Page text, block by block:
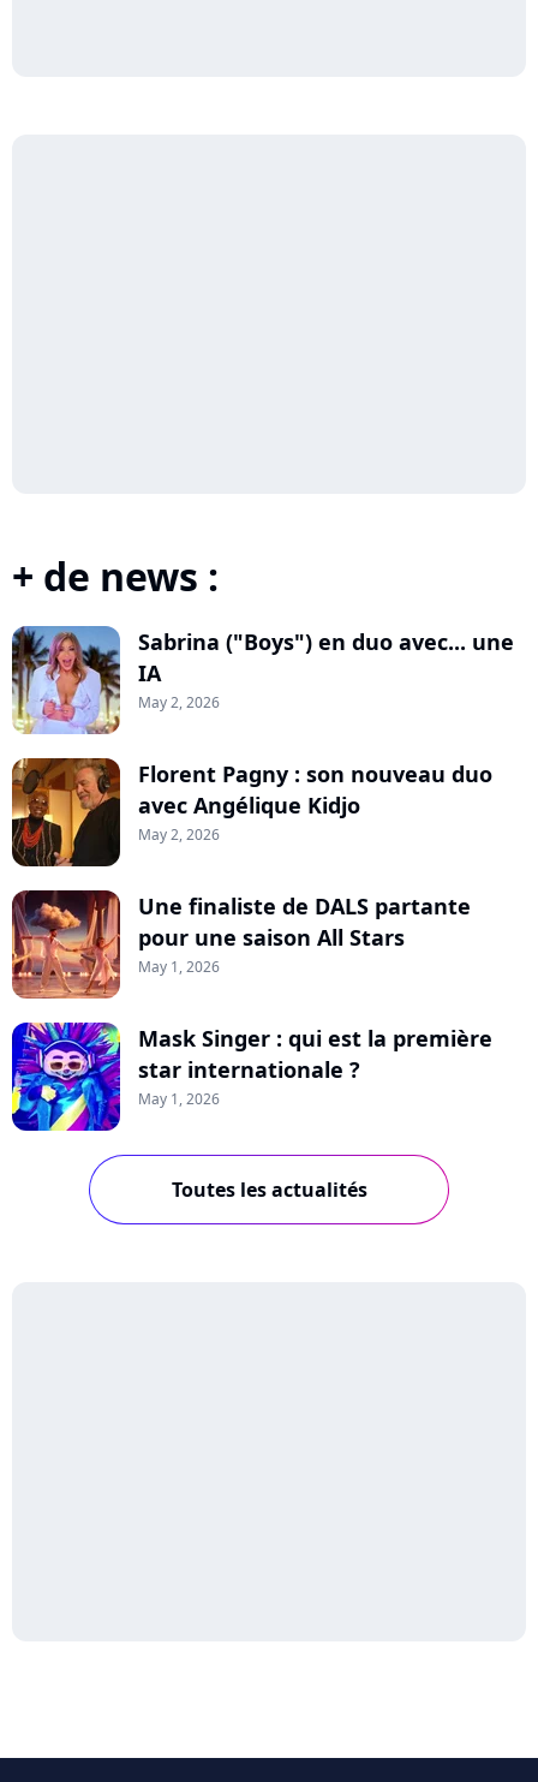
+ de news :
Sabrina ("Boys") en duo avec... une
IA
May 2, 2026
Florent Pagny : son nouveau duo
avec Angélique Kidjo
May 2, 2026
Une finaliste de DALS partante
pour une saison All Stars
May 1, 2026
Mask Singer : qui est la première
star internationale ?
May 1, 2026
Toutes les actualités